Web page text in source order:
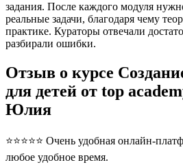
задания. После каждого модуля
реальные задачи, благодаря чему
практике. Кураторы отвечали
разбирали ошибки.
Отзыв о курсе
для детей от top
Юлия
⭐⭐⭐⭐⭐ Очень удобная онлайн-
любое удобное время.